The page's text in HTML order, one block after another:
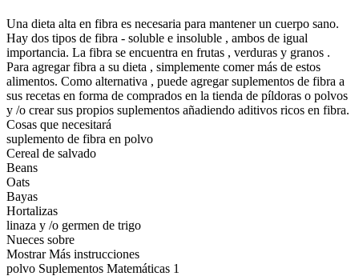
Una dieta alta en fibra es necesaria para mantener un cuerpo sano.
Hay dos tipos de fibra - soluble e insoluble , ambos de igual
importancia. La fibra se encuentra en frutas , verduras y granos .
Para agregar fibra a su dieta , simplemente comer más de estos
alimentos. Como alternativa , puede agregar suplementos de fibra a
sus recetas en forma de comprados en la tienda de píldoras o polvos
y /o crear sus propios suplementos añadiendo aditivos ricos en fibra.
Cosas que necesitará
suplemento de fibra en polvo
Cereal de salvado
Beans
Oats
Bayas
Hortalizas
linaza y /o germen de trigo
Nueces sobre
Mostrar Más instrucciones
polvo Suplementos Matemáticas 1